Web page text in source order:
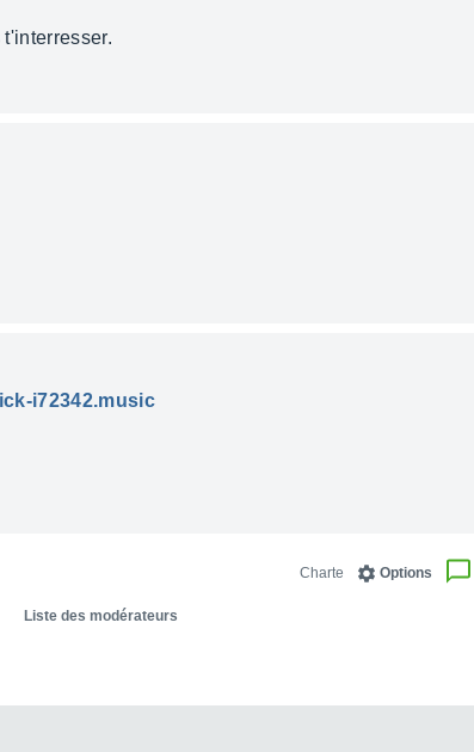
i72342.music
Options
Charte
Liste des modérateurs